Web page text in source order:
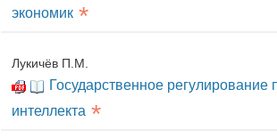
экономик *
Лукичёв П.М.
Государственное регулирование
интеллекта *